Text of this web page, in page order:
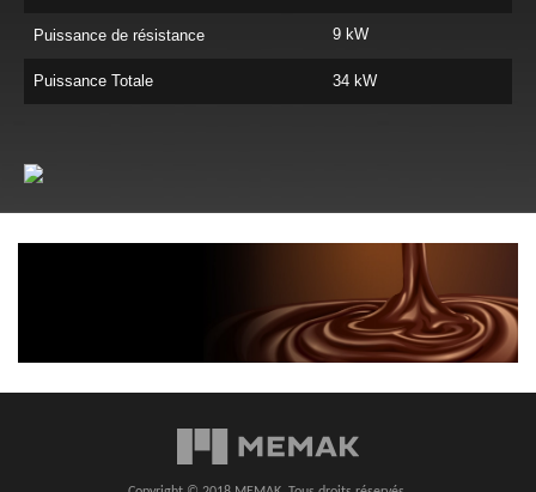
Puissance de résistance 9 kW
Puissance Totale 34 kW